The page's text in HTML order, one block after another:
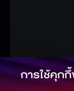
การใช้คุก